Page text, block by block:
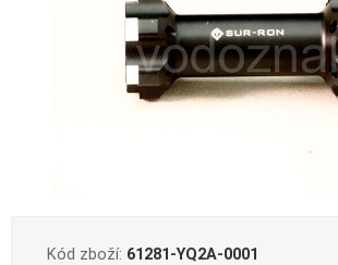
Kód zboží: 61281-YQ2A-0001